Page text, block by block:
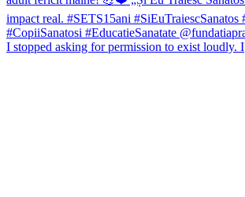
I stopped asking for permission to exist loudly. I